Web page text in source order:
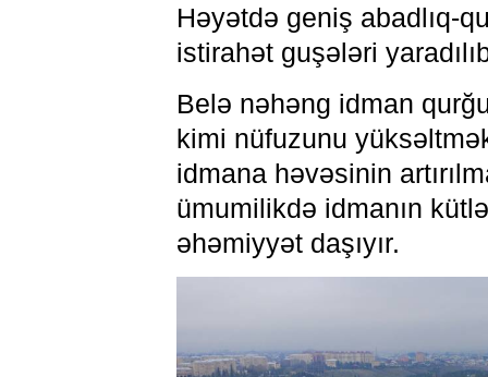
Həyətdə geniş abadlıq-
istirahət guşələri
Belə nəhəng idman
kimi nüfuzunu
idmana həvəsinin
ümumilikdə idmanın
əhəmiyyət daşıyır.